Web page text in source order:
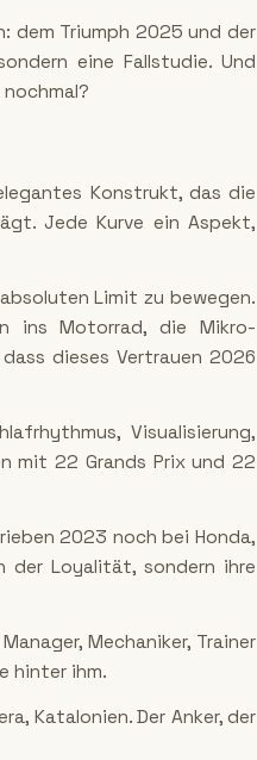
dem Triumph 2025 und der
eine Fallstudie. Und
Konstrukt, das die
Jede Kurve ein Aspekt,
Limit zu bewegen.
ins Motorrad, die Mikro-
dieses Vertrauen 2026
Visualisierung,
mit 22 Grands Prix und 22
2023 noch bei Honda,
der Loyalität, sondern ihre
Mechaniker, Trainer
hinter ihm.
Katalonien. Der Anker, der